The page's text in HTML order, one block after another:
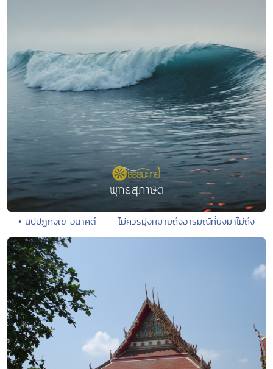
• นปฺปฏิกงฺเข อนาคตํ ไม่ควรมุ่งหมายถึงอารมณ์ที่ยังมาไม่ถึง